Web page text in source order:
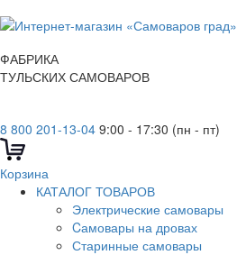
ФАБРИКА
ТУЛЬСКИХ САМОВАРОВ
8 800 201-13-04 9:00 - 17:30 (пн - пт)
Корзина
КАТАЛОГ ТОВАРОВ
Электрические самовары
Cамовары на дровах
Старинные самовары